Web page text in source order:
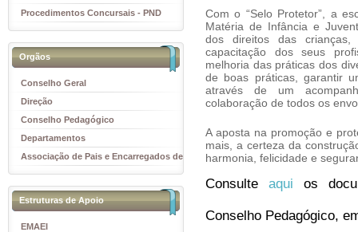
Procedimentos Concursais - PND
Orgãos
Conselho Geral
Direção
Conselho Pedagógico
Departamentos
Associação de Pais e Encarregados de
Educação
Estruturas de Apoio
EMAEI
Com o “Selo Protetor”, a
Matéria de Infância e
dos direitos das crianças,
capacitação dos seus
melhoria das práticas dos
de boas práticas, garantir
através de um
colaboração de todos os
A aposta na promoção e
mais, a certeza da
harmonia, felicidade e
Consulte aqui os
Conselho Pedagógico,